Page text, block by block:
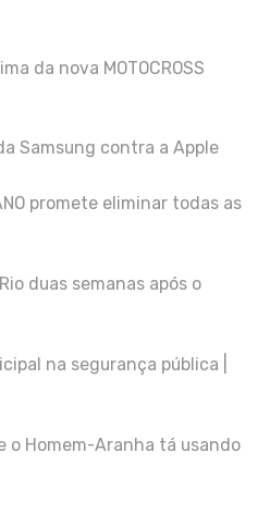
da nova MOTOCROSS
Samsung contra a Apple
promete eliminar todas as
duas semanas após o
na segurança pública |
o Homem-Aranha tá usando